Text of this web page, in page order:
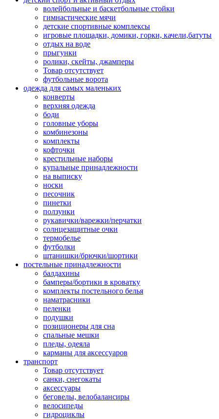
волейбольные и баскетбольные стойки
гимнастические мячи
детские спортивные комплексы
игровые площадки, домики, горки, качели,батуты
отдых на воде
прыгунки
ролики, скейты, джамперы
Товар отсутствует
футбольные ворота
одежда для самых маленьких
конверты
верхняя одежда
боди
головные уборы
комбинезоны
комплекты
кофточки
крестильные наборы
купальные принадлежности
на выписку
носки
песочник
пинетки
ползунки
рукавички/варежки/перчатки
солнцезащитные очки
термобелье
футболки
штанишки/брючки/шортики
постельные принадлежности
балдахины
бамперы/бортики в кроватку
комплекты постельного белья
наматрасники
пеленки
подушки
позиционеры для сна
спальные мешки
пледы, одеяла
карманы для аксеcсуаров
транспорт
Товар отсутствует
санки, снегокаты
аксессуары
беговелы, велобалансиры
велосипеды
гидроциклы